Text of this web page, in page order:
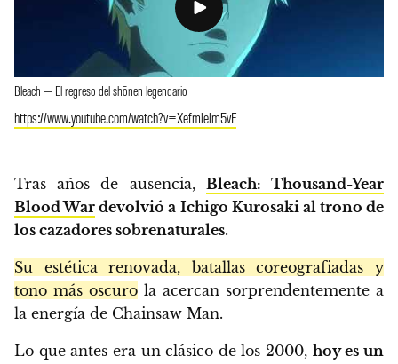
Bleach — El regreso del shōnen legendario
https://www.youtube.com/watch?v=Xefmlelm5vE
Tras años de ausencia, Bleach: Thousand-Year
Blood War devolvió a Ichigo Kurosaki al trono de
los cazadores sobrenaturales.
Su estética renovada, batallas coreografiadas y
tono más oscuro la acercan sorprendentemente a
la energía de Chainsaw Man.
Lo que antes era un clásico de los 2000, hoy es un